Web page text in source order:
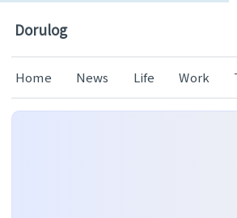
Dorulog
Home News Life Work